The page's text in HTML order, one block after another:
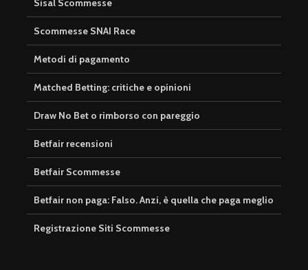
Sisal Scommesse
Scommesse SNAI Race
Metodi di pagamento
Matched Betting: critiche e opinioni
Draw No Bet o rimborso con pareggio
Betfair recensioni
Betfair Scommesse
Betfair non paga: Falso. Anzi, è quella che paga meglio
Registrazione Siti Scommesse